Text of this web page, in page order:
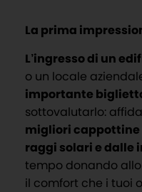
La prima
L’ingresso di un
o un locale
importante
sottovalutarlo:
migliori cappottine
raggi solari e dalle
tempo donando
il comfort che i tuoi